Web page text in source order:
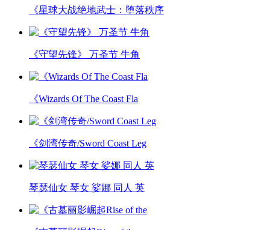
《星球大战绝地武士：堕落秩序
《守望先锋》 万圣节 牛角
《Wizards Of The Coast Fla
《剑湾传奇/Sword Coast Leg
琴瑟仙女 琴女 娑娜 同人 英